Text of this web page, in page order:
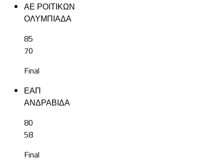
ΑΕ ΡΟΙΤΙΚΩΝ
ΟΛΥΜΠΙΑΔΑ
85
70
Final
ΕΑΠ
ΑΝΔΡΑΒΙΔΑ
80
58
Final